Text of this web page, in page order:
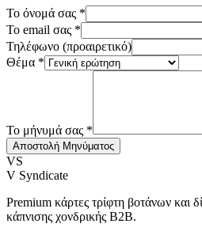
Το όνομά σας *
Το email σας *
Τηλέφωνο (προαιρετικό)
Θέμα *
Το μήνυμά σας *
Αποστολή Μηνύματος
VS
V Syndicate
Premium κάρτες τρίφτη βοτάνων και
κάπνισης χονδρικής B2B.